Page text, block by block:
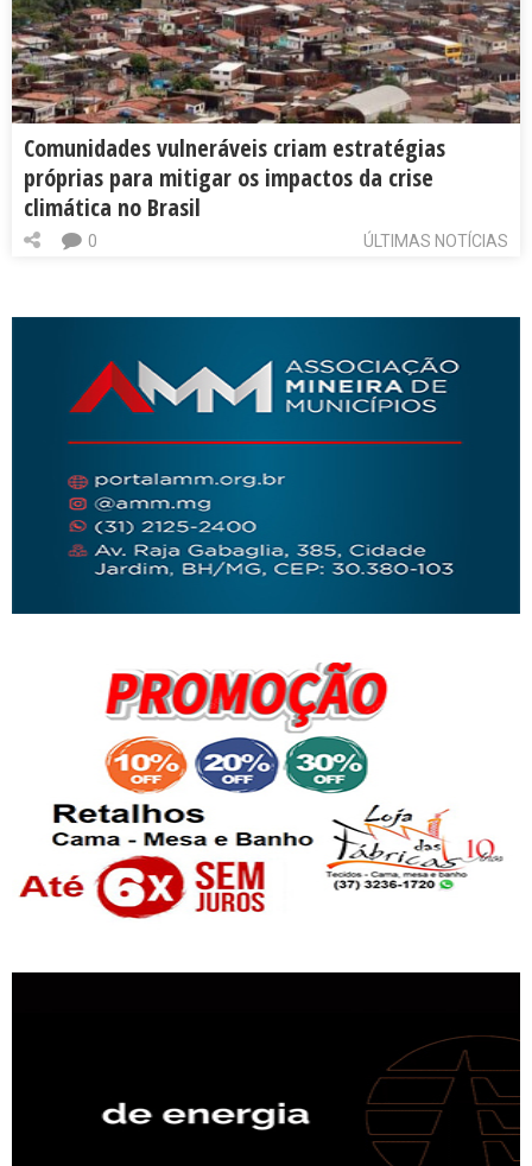
Comunidades vulneráveis criam estratégias
próprias para mitigar os impactos da crise
climática no Brasil
ÚLTIMAS NOTÍCIAS
0